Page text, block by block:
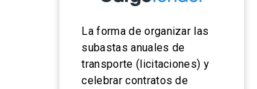
La forma de organizar las
subastas anuales de
transporte (licitaciones) y
celebrar contratos de